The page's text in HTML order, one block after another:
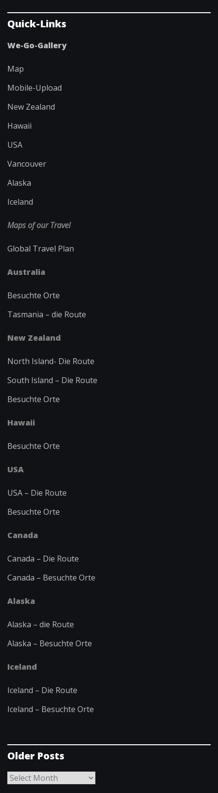
Quick-Links
We-Go-Gallery
Map
Mobile-Upload
New Zealand
Hawaii
USA
Vancouver
Alaska
Iceland
Maps of our Travel
Global Travel Plan
Australia
Besuchte Orte
Tasmania – die Route
New Zealand
North Island- Die Route
South Island – Die Route
Besuchte Orte
Hawaii
Besuchte Orte
USA
USA – Die Route
Besuchte Orte
Canada
Canada – Die Route
Canada – Besuchte Orte
Alaska
Alaska – die Route
Alaska – Besuchte Orte
Iceland
Iceland – Die Route
Iceland – Besuchte Orte
Older Posts
Older